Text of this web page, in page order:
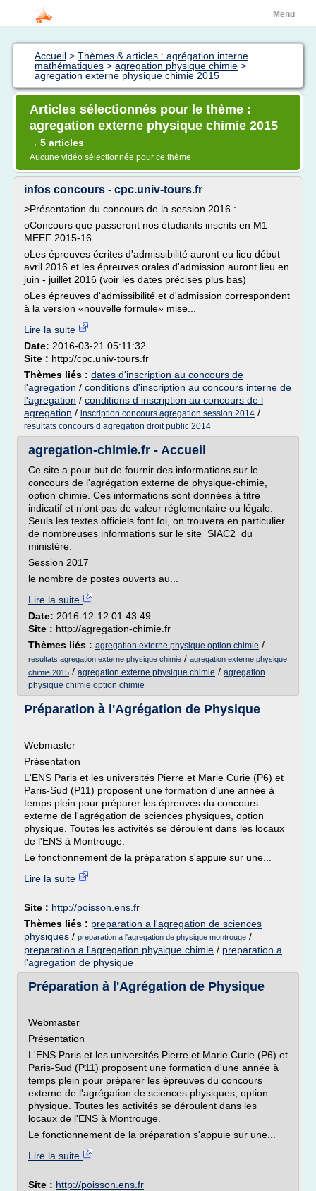
Menu
Accueil > Thèmes & articles : agrégation interne
mathématiques > agregation physique chimie >
agregation externe physique chimie 2015
Articles sélectionnés pour le thème :
agregation externe physique chimie 2015
→ 5 articles
Aucune vidéo sélectionnée pour ce thème
infos concours - cpc.univ-tours.fr
>Présentation du concours de la session 2016 :
oConcours que passeront nos étudiants inscrits en M1
MEEF 2015-16.
oLes épreuves écrites d'admissibilité auront eu lieu début
avril 2016 et les épreuves orales d'admission auront lieu en
juin - juillet 2016 (voir les dates précises plus bas)
oLes épreuves d'admissibilité et d'admission correspondent
à la version «nouvelle formule» mise...
Lire la suite
Date: 2016-03-21 05:11:32
Site : http://cpc.univ-tours.fr
Thèmes liés : dates d'inscription au concours de
l'agregation / conditions d'inscription au concours interne de
l'agregation / conditions d inscription au concours de l
agregation / inscription concours agregation session 2014 /
resultats concours d agregation droit public 2014
agregation-chimie.fr - Accueil
Ce site a pour but de fournir des informations sur le
concours de l'agrégation externe de physique-chimie,
option chimie. Ces informations sont données à titre
indicatif et n'ont pas de valeur réglementaire ou légale.
Seuls les textes officiels font foi, on trouvera en particulier
de nombreuses informations sur le site SIAC2 du
ministère.
Session 2017
le nombre de postes ouverts au...
Lire la suite
Date: 2016-12-12 01:43:49
Site : http://agregation-chimie.fr
Thèmes liés : agregation externe physique option chimie /
resultats agregation externe physique chimie / agregation externe physique
chimie 2015 / agregation externe physique chimie / agregation
physique chimie option chimie
Préparation à l'Agrégation de Physique
Webmaster
Présentation
L'ENS Paris et les universités Pierre et Marie Curie (P6) et
Paris-Sud (P11) proposent une formation d'une année à
temps plein pour préparer les épreuves du concours
externe de l'agrégation de sciences physiques, option
physique. Toutes les activités se déroulent dans les locaux
de l'ENS à Montrouge.
Le fonctionnement de la préparation s'appuie sur une...
Lire la suite
Site : http://poisson.ens.fr
Thèmes liés : preparation a l'agregation de sciences
physiques / preparation a l'agregation de physique montrouge /
preparation a l'agregation physique chimie / preparation a
l'agregation de physique
Préparation à l'Agrégation de Physique
Webmaster
Présentation
L'ENS Paris et les universités Pierre et Marie Curie (P6) et
Paris-Sud (P11) proposent une formation d'une année à
temps plein pour préparer les épreuves du concours
externe de l'agrégation de sciences physiques, option
physique. Toutes les activités se déroulent dans les
locaux de l'ENS à Montrouge.
Le fonctionnement de la préparation s'appuie sur une...
Lire la suite
Site : http://poisson.ens.fr